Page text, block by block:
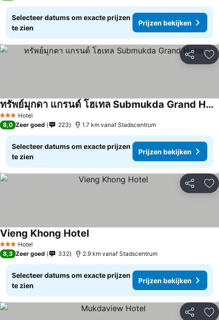
Selecteer datums om exacte prijzen
te zien
Prijzen bekijken
Delen
3 SterrenHotel
ทรัพย์มุกดา แกรนด์ โฮเทล Submukda Grand Hotel
8,0 Zeer goed 223 1.7 km vanaf Stadscentrum
Selecteer datums om exacte prijzen
te zien
Prijzen bekijken
Delen
3 SterrenHotel
Vieng Khong Hotel
8,3 Zeer goed 332 2.9 km vanaf Stadscentrum
Selecteer datums om exacte prijzen
te zien
Prijzen bekijken
Delen